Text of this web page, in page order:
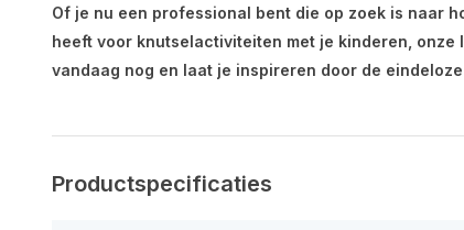
Of je nu een professional bent die op zoek is naar
heeft voor knutselactiviteiten met je kinderen,
vandaag nog en laat je inspireren door de
Productspecificaties